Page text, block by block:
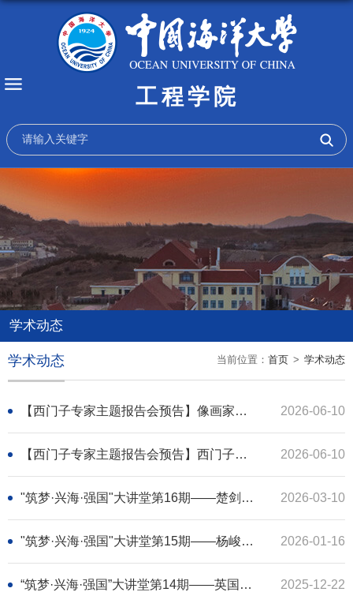
工程学院
学术动态
当前位置： 首页 > 学术动态
学术动态
【西门子专家主题报告会预告】像画家在创作中学习-从知识学习到创新实践的转变 2026-06-10
【西门子专家主题报告会预告】西门子赋能科研-数字孪生及AI融合加速科研 2026-06-10
"筑梦·兴海·强国"大讲堂第16期——楚剑教授介绍海岸保护与韧性建设的综合解决方案 2026-03-10
"筑梦·兴海·强国"大讲堂第15期——杨峻教授介绍海上风电结构动力特性 2026-01-16
“筑梦·兴海·强国”大讲堂第14期——英国皇家工程院院士Alistair Borthwick教授介绍浅水流能开发 2025-12-22